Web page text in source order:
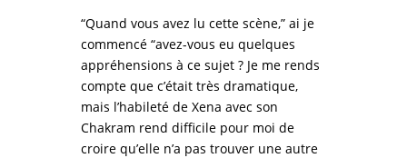
“Quand vous avez lu cette scène,” ai je
commencé “avez-vous eu quelques
appréhensions à ce sujet ? Je me rends
compte que c’était très dramatique,
mais l’habileté de Xena avec son
Chakram rend difficile pour moi de
croire qu’elle n’a pas trouver une autre